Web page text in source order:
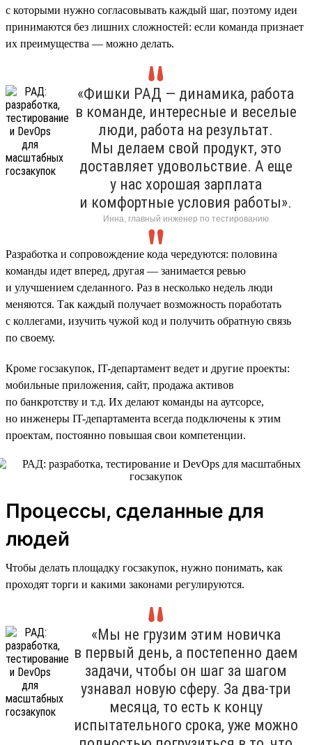
с которыми нужно согласовывать каждый шаг, поэтому идеи
принимаются без лишних сложностей: если команда признает
их преимущества — можно делать.
«Фишки РАД — динамика, работа
в команде, интересные и веселые
люди, работа на результат.
Мы делаем свой продукт, это
доставляет удовольствие. А еще
у нас хорошая зарплата
и комфортные условия работы».
Инна, главный инженер по тестированию
Разработка и сопровождение кода чередуются: половина
команды идет вперед, другая — занимается ревью
и улучшением сделанного. Раз в несколько недель люди
меняются. Так каждый получает возможность поработать
с коллегами, изучить чужой код и получить обратную связь
по своему.
Кроме госзакупок, IT-департамент ведет и другие проекты:
мобильные приложения, сайт, продажа активов
по банкротству и т.д. Их делают команды на аутсорсе,
но инженеры IT-департамента всегда подключены к этим
проектам, постоянно повышая свои компетенции.
Процессы, сделанные для
людей
Чтобы делать площадку госзакупок, нужно понимать, как
проходят торги и какими законами регулируются.
«Мы не грузим этим новичка
в первый день, а постепенно даем
задачи, чтобы он шаг за шагом
узнавал новую сферу. За два-три
месяца, то есть к концу
испытательного срока, уже можно